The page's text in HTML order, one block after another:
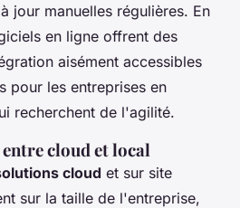
jour manuelles régulières. En
en ligne offrent des
aisément accessibles
pour les entreprises en
recherchent de l'agilité.
cloud et local
cloud et sur site
sur la taille de l'entreprise,